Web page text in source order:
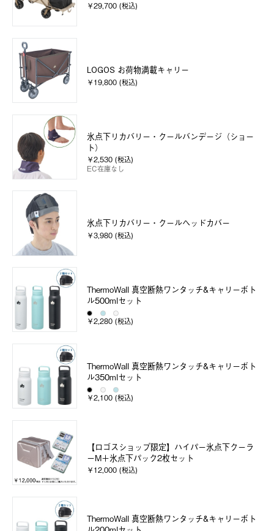
￥29,700 (税込)
LOGOS お荷物満載キャリー
￥19,800 (税込)
氷点下リカバリー・クールバンデージ（ショー
ト）
￥2,530 (税込)
EC在庫なし
氷点下リカバリー・クールヘッドカバー
￥3,980 (税込)
ThermoWall 真空断熱ワンタッチ&キャリーボト
ル500mlセット
￥2,280 (税込)
ThermoWall 真空断熱ワンタッチ&キャリーボト
ル350mlセット
￥2,100 (税込)
【ロゴスショップ限定】ハイパー氷点下クーラ
ーM＋氷点下パック2枚セット
￥12,000 (税込)
ThermoWall 真空断熱ワンタッチ&キャリーボト